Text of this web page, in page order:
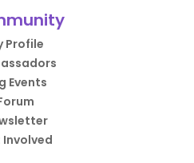
Profile
Events
Involved